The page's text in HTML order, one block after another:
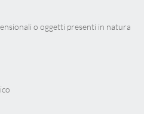
o oggetti presenti in natura